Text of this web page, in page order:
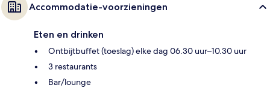
Accommodatie-voorzieningen
Eten en drinken
Ontbijtbuffet (toeslag) elke dag 06.30 uur–10.30 uur
3 restaurants
Bar/lounge